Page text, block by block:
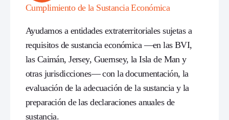
Cumplimiento de la Sustancia Económica
Ayudamos a entidades extraterritoriales sujetas a
requisitos de sustancia económica —en las BVI,
las Caimán, Jersey, Guernsey, la Isla de Man y
otras jurisdicciones— con la documentación, la
evaluación de la adecuación de la sustancia y la
preparación de las declaraciones anuales de
sustancia.